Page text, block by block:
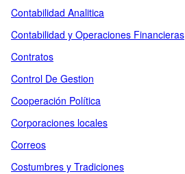
Contabilidad Analitica
Contabilidad y Operaciones Financieras
Contratos
Control De Gestion
Cooperación Política
Corporaciones locales
Correos
Costumbres y Tradiciones